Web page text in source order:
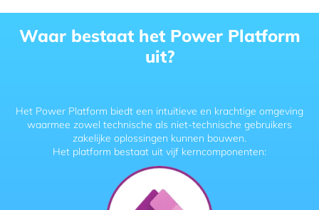
Waar bestaat het Power Platform
uit?
Het Power Platform biedt een intuïtieve en krachtige omgeving
waarmee zowel technische als niet-technische gebruikers
zakelijke oplossingen kunnen bouwen.
Het platform bestaat uit vijf kerncomponenten: